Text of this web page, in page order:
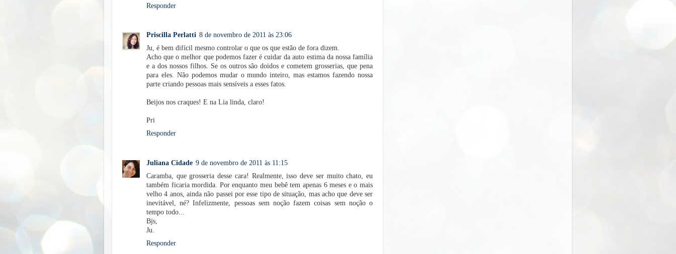
Responder
Priscilla Perlatti 8 de novembro de 2011 às 23:06
Ju, é bem difícil mesmo controlar o que os que estão de fora dizem.
Acho que o melhor que podemos fazer é cuidar da auto estima da nossa família
e a dos nossos filhos. Se os outros são doidos e cometem grosserias, que pena
para eles. Não podemos mudar o mundo inteiro, mas estamos fazendo nossa
parte criando pessoas mais sensíveis a esses fatos.
Beijos nos craques! E na Lia linda, claro!
Pri
Responder
Juliana Cidade 9 de novembro de 2011 às 11:15
Caramba, que grosseria desse cara! Realmente, isso deve ser muito chato, eu
também ficaria mordida. Por enquanto meu bebê tem apenas 6 meses e o mais
velho 4 anos, ainda não passei por esse tipo de situação, mas acho que deve ser
inevitável, né? Infelizmente, pessoas sem noção fazem coisas sem noção o
tempo todo...
Bjs,
Ju.
Responder